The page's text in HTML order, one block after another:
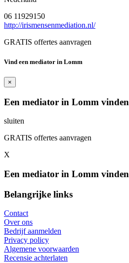
06 11929150
http://irismensenmediation.nl/
GRATIS offertes aanvragen
Vind een mediator in Lomm
×
Een mediator in Lomm vinden
sluiten
GRATIS offertes aanvragen
X
Een mediator in Lomm vinden
Belangrijke links
Contact
Over ons
Bedrijf aanmelden
Privacy policy
Algemene voorwaarden
Recensie achterlaten